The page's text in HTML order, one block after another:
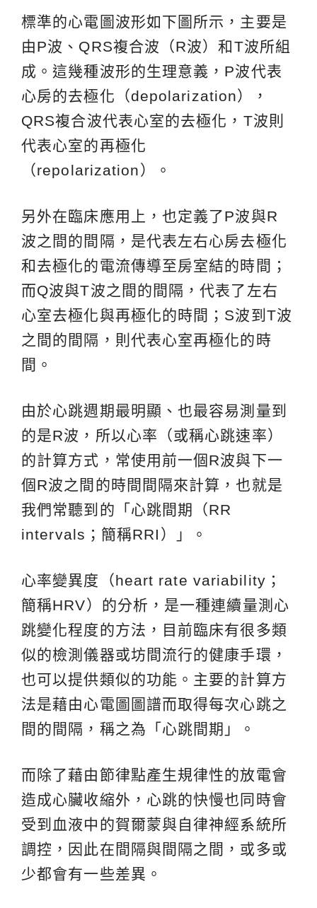
標準的心電圖波形如下圖所示，主要是
由P波、QRS複合波（R波）和T波所組
成。這幾種波形的生理意義，P波代表
心房的去極化（depolarization），
QRS複合波代表心室的去極化，T波則
代表心室的再極化
（repolarization）。
另外在臨床應用上，也定義了P波與R
波之間的間隔，是代表左右心房去極化
和去極化的電流傳導至房室結的時間；
而Q波與T波之間的間隔，代表了左右
心室去極化與再極化的時間；S波到T波
之間的間隔，則代表心室再極化的時
間。
由於心跳週期最明顯、也最容易測量到
的是R波，所以心率（或稱心跳速率）
的計算方式，常使用前一個R波與下一
個R波之間的時間間隔來計算，也就是
我們常聽到的「心跳間期（RR
intervals；簡稱RRI）」。
心率變異度（heart rate variability；
簡稱HRV）的分析，是一種連續量測心
跳變化程度的方法，目前臨床有很多類
似的檢測儀器或坊間流行的健康手環，
也可以提供類似的功能。主要的計算方
法是藉由心電圖圖譜而取得每次心跳之
間的間隔，稱之為「心跳間期」。
而除了藉由節律點產生規律性的放電會
造成心臟收縮外，心跳的快慢也同時會
受到血液中的賀爾蒙與自律神經系統所
調控，因此在間隔與間隔之間，或多或
少都會有一些差異。